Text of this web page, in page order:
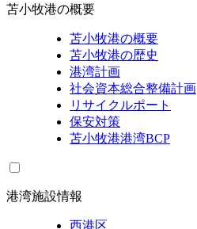
苫小牧港の概要
苫小牧港の概要
苫小牧港の歴史
港湾計画
社会資本総合整備計画
リサイクルポート
保安対策
苫小牧港港湾BCP
港湾施設情報
西港区